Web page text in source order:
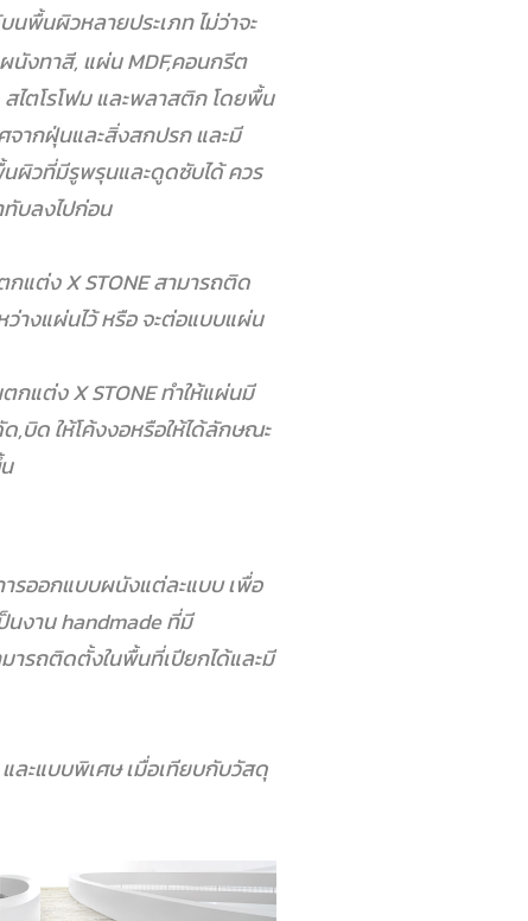
พื้นผิวหลายประเภท ไม่ว่าจะ
งทาสี, แผ่น MDF,คอนกรีต
ไตโรโฟม และพลาสติก โดยพื้น
จากฝุ่นและสิ่งสกปรก และมี
ผิวที่มีรูพรุนและดูดซับได้ ควร
ทับลงไปก่อน
แต่ง X STONE สามารถติด
างแผ่นไว้ หรือ จะต่อแบบแผ่น
แต่ง X STONE ทำให้แผ่นมี
บิด ให้โค้งงอหรือให้ได้ลักษณะ
รออกแบบผนังแต่ละแบบ เพื่อ
งาน handmade ที่มี
ารถติดตั้งในพื้นที่เปียกได้และมี
ะแบบพิเศษ เมื่อเทียบกับวัสดุ